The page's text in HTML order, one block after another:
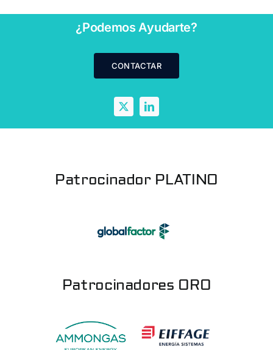
¿Podemos Ayudarte?
CONTACTAR
Patrocinador PLATINO
Patrocinadores ORO